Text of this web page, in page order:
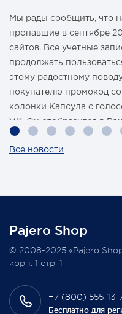
Мы рады сообщить, что
пропавшие в сентябре
сайтов. Все учетные
продолжать
этому радостному
покупателю промокод
колонки Капсула с
VK. Он отобразится в
магазина Pajero Shop 14
Всегда Ваш, Pajero Shop
3 февраля 2022
Все новости
Pajero Shop
+7 (800) 555-13-
Бесплатно для
© 2008-2025 «Pajero
корп. 1 стр. 1